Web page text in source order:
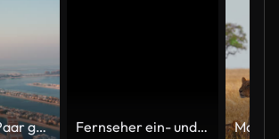
Vielfältiges Paar genießt den Sonnenuntergangsblick vom Hochhaus Sky Deck mit Blick auf Palm Jumeirah Fernseher ein- und ausgeschaltet. TV-Effekt einschalten, TV-Effekt ausschalten. Schalte den LCD-TV-Effekt ein, schalte den TV-Effekt aus. LED-Fernseher an und aus auf schwarzem Hintergrund